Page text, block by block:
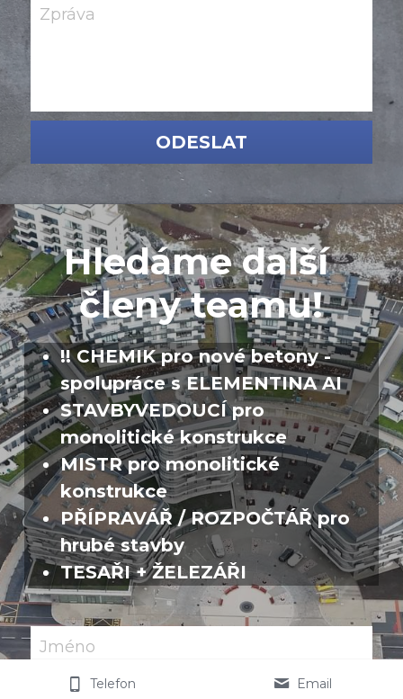
Zpráva
ODESLAT
Hledáme další
členy teamu!
!! CHEMIK pro nové betony -
spolupráce s ELEMENTINA AI
STAVBYVEDOUCÍ pro
monolitické konstrukce
MISTR pro monolitické
konstrukce
PŘÍPRAVÁŘ / ROZPOČTÁŘ pro
hrubé stavby
TESAŘI + ŽELEZÁŘI
Jméno
Telefon Email